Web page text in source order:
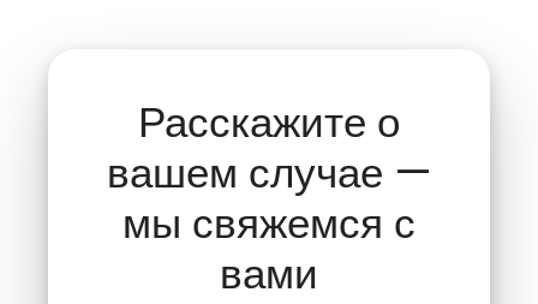
Расскажите о
вашем случае —
мы свяжемся с
вами